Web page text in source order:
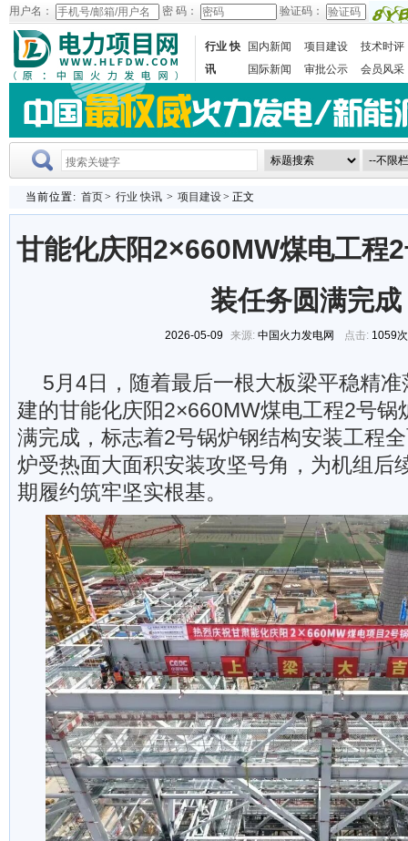
用户名： 密 码： 验证码：
行业 快
讯
国内新闻 项目建设
技术时评
国际新闻
审批公示 会员风采
当前位置: 首页> 行业 快讯 > 项目建设> 正文
甘能化庆阳2×660MW煤电工程
装任务圆满完成
2026-05-09 来源: 中国火力发电网 点击: 1059
5月4日，随着最后一根大板梁平稳精
建的甘能化庆阳2×660MW煤电工程2号锅
满完成，标志着2号锅炉钢结构安装工程
炉受热面大面积安装攻坚号角，为机组后
期履约筑牢坚实根基。